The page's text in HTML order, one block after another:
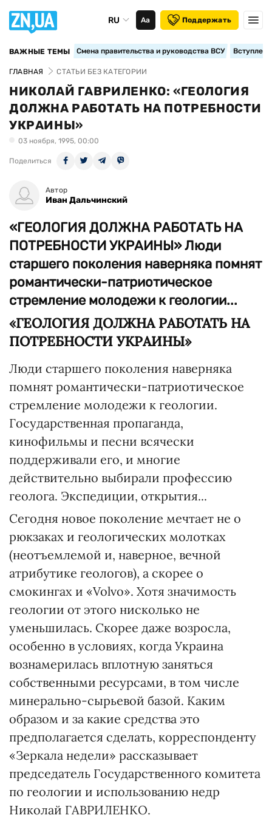
RU Аа Поддержать
ВАЖНЫЕ ТЕМЫ Смена правительства и руководства ВСУ
ГЛАВНАЯ СТАТЬИ БЕЗ КАТЕГОРИИ
НИКОЛАЙ ГАВРИЛЕНКО: «ГЕОЛОГИЯ
ДОЛЖНА РАБОТАТЬ НА ПОТРЕБНОСТИ
УКРАИНЫ»
03 ноября, 1995, 00:00
Поделиться
Автор
Иван Дальчинский
«ГЕОЛОГИЯ ДОЛЖНА РАБОТАТЬ НА
ПОТРЕБНОСТИ УКРАИНЫ» Люди
старшего поколения наверняка помнят
романтически-патриотическое
стремление молодежи к геологии...
«ГЕОЛОГИЯ ДОЛЖНА РАБОТАТЬ НА
ПОТРЕБНОСТИ УКРАИНЫ»
Люди старшего поколения наверняка
помнят романтически-патриотическое
стремление молодежи к геологии.
Государственная пропаганда,
кинофильмы и песни всячески
поддерживали его, и многие
действительно выбирали профессию
геолога. Экспедиции, открытия...
Сегодня новое поколение мечтает не о
рюкзаках и геологических молотках
(неотъемлемой и, наверное, вечной
атрибутике геологов), а скорее о
смокингах и «Volvo». Хотя значимость
геологии от этого нисколько не
уменьшилась. Скорее даже возросла,
особенно в условиях, когда Украина
вознамерилась вплотную заняться
собственными ресурсами, в том числе
минерально-сырьевой базой. Каким
образом и за какие средства это
предполагается сделать, корреспонденту
«Зеркала недели» рассказывает
председатель Государственного комитета
по геологии и использованию недр
Николай ГАВРИЛЕНКО.